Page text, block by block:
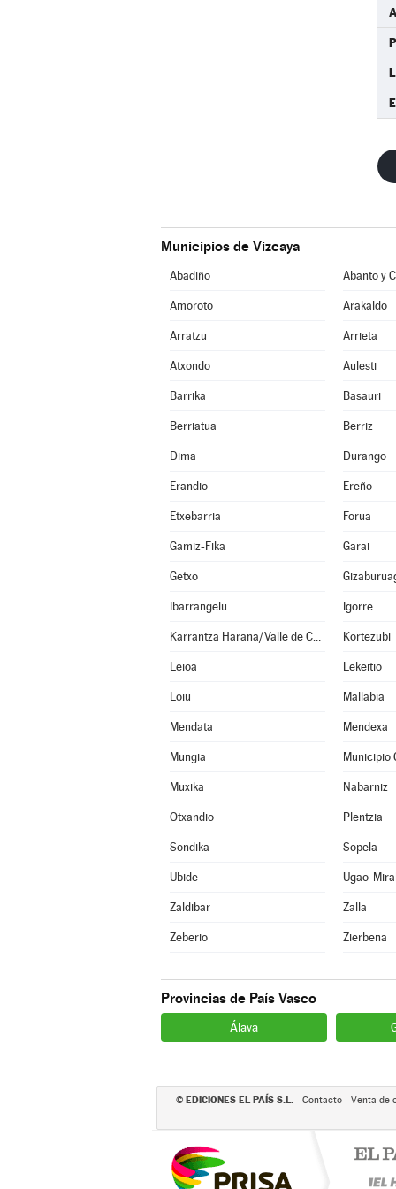
Municipios de Vizcaya
Abadiño
Amoroto Arakaldo
Arratzu Arrieta
Atxondo Aulesti
Barrika Basauri
Berriatua Berriz
Dima Durango
Erandio Ereño
Etxebarria Forua
Gamiz-Fika Garai
Getxo
Ibarrangelu Igorre
Karrantza Harana/Valle de Carranza Kortezubi
Leioa Lekeitio
Loiu Mallabia
Mendata Mendexa
Mungia Municipio
Muxika Nabarniz
Otxandio Plentzia
Sondika Sopela
Ubide Ugao-
Zaldibar Zalla
Zeberio Zierbena
Provincias de País Vasco
Álava
© EDICIONES EL PAÍS S.L. Contacto Venta de